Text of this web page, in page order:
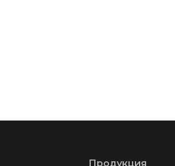
Продукция